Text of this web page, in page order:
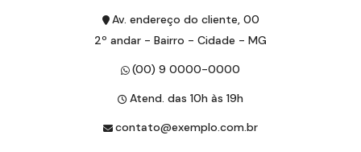
Av. endereço do cliente, 00
2º andar - Bairro - Cidade - MG
(00) 9 0000-0000
Atend. das 10h às 19h
contato@exemplo.com.br